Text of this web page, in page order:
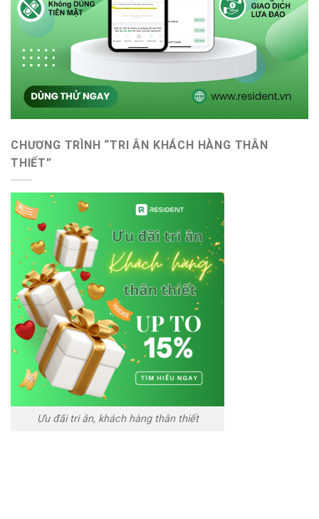
CHƯƠNG TRÌNH “TRI ÂN KHÁCH HÀNG THÂN
THIẾT”
Ưu đãi tri ân, khách hàng thân thiết